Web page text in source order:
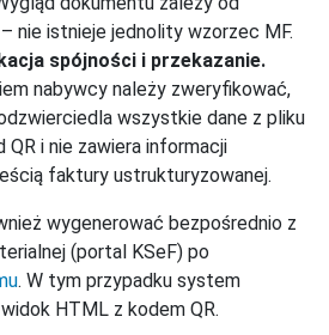
nie istnieje jednolity wzorzec MF.
spójności i przekazanie.
nabywcy należy zweryfikować,
wszystkie dane z pliku
QR i nie zawiera informacji
faktury ustrukturyzowanej.
wygenerować bezpośrednio z
(portal KSeF) po
. W tym przypadku system
HTML z kodem QR.